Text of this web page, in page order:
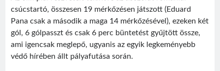
csúcstartó, összesen 19 mérkőzésen játszott (Eduard
Pana csak a második a maga 14 mérkőzésével), ezeken két
gól, 6 gólpasszt és csak 6 perc büntetést gyűjtött össze,
ami igencsak meglepő, ugyanis az egyik legkeményebb
védő hírében állt pályafutása során.